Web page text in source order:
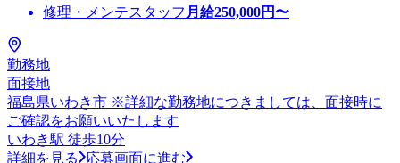
修理・メンテスタッフ 月給250,000円〜
勤務地
面接地
福島県いわき市 ※詳細な勤務地につきましては、面接時に
ご確認をお願いいたします
いわき駅 徒歩10分
詳細を見る
応募画面に進む